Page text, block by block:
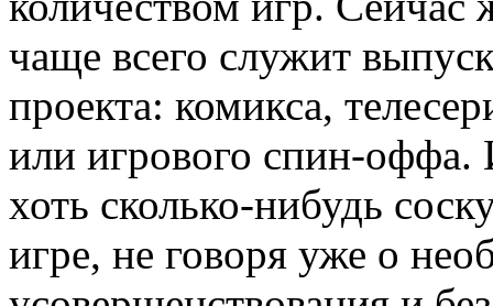
чаще всего служит
проекта: комикса,
или игрового спин-оффа.
хоть сколько-нибудь
игре, не говоря уже о